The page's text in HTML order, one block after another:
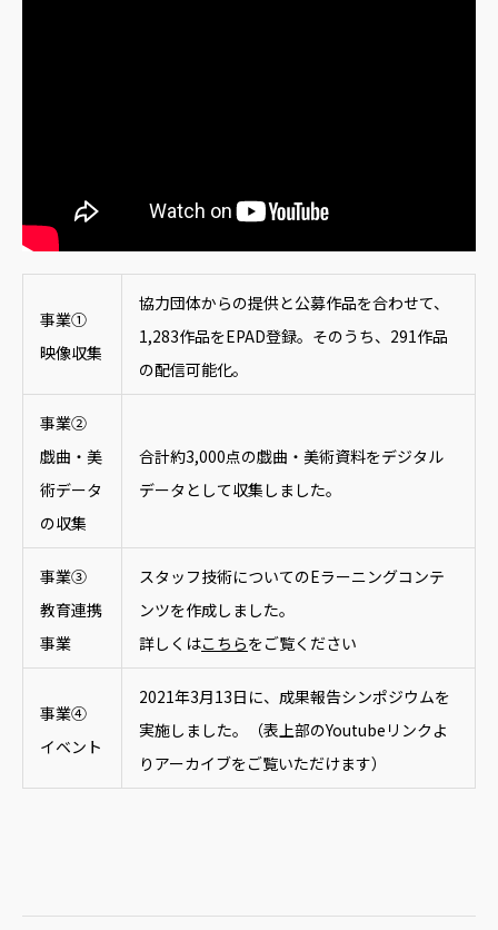
事業①
映像収集
協力団体からの提供と公募作品を合わせて、
1,283作品をEPAD登録。そのうち、291作品
の配信可能化。
事業②
戯曲・美
術データ
の収集
合計約3,000点の戯曲・美術資料をデジタル
データとして収集しました。
事業③
教育連携
事業
スタッフ技術についてのEラーニングコンテ
ンツを作成しました。
詳しくはこちらをご覧ください
事業④
イベント
2021年3月13日に、成果報告シンポジウムを
実施しました。（表上部のYoutubeリンクよ
りアーカイブをご覧いただけます）